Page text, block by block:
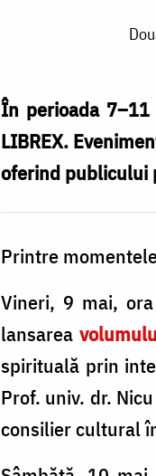
În perioada
LIBREX.
oferind publicului
Printre
Vineri, 9 mai,
lansarea
spirituală prin
Prof. univ. dr.
consilier cultural